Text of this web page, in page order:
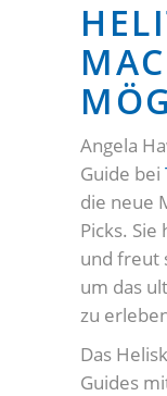
Angela
Guide bei
die neue
Picks.
und freut
um das
zu
Das
Guides